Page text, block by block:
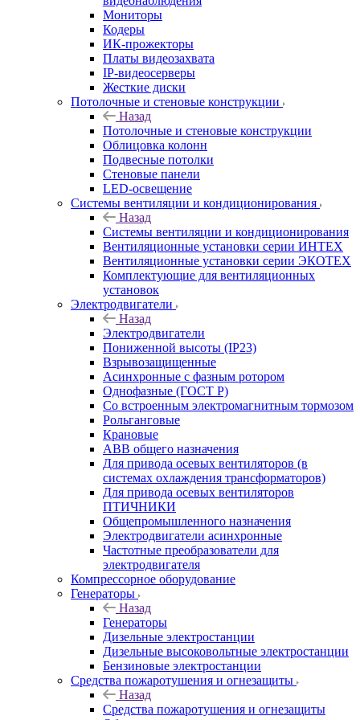
Мониторы
Кодеры
ИК-прожекторы
Платы видеозахвата
IP-видеосерверы
Жесткие диски
Потолочные и стеновые конструкции
Назад
Потолочные и стеновые конструкции
Облицовка колонн
Подвесные потолки
Стеновые панели
LED-освещение
Системы вентиляции и кондиционирования
Назад
Системы вентиляции и кондиционирования
Вентиляционные установки серии ИНТЕХ
Вентиляционные установки серии ЭКОТЕХ
Комплектующие для вентиляционных
установок
Электродвигатели
Назад
Электродвигатели
Пониженной высоты (IP23)
Взрывозащищенные
Асинхронные с фазным ротором
Однофазные (ГОСТ Р)
Со встроенным электромагнитным тормозом
Рольганговые
Крановые
АВВ общего назначения
Для привода осевых вентиляторов (в
системах охлаждения трансформаторов)
Для привода осевых вентиляторов
ПТИЧНИКИ
Общепромышленного назначения
Электродвигатели асинхронные
Частотные преобразователи для
электродвигателя
Компрессорное оборудование
Генераторы
Назад
Генераторы
Дизельные электростанции
Дизельные высоковольтные электростанции
Бензиновые электростанции
Средства пожаротушения и огнезащиты
Назад
Средства пожаротушения и огнезащиты